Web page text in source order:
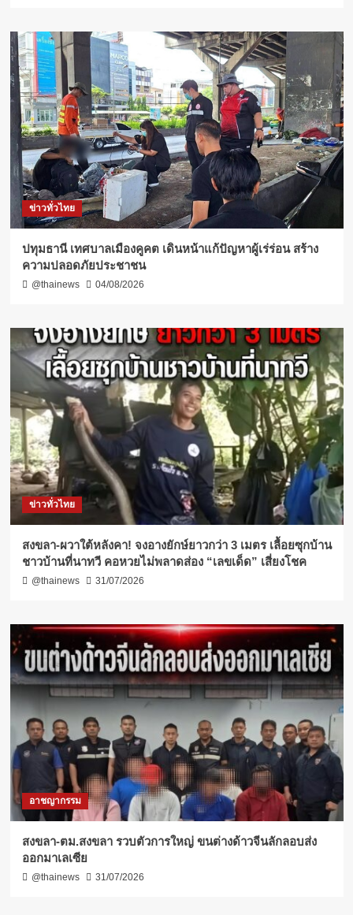
ข่าวทั่วไทย
ปทุมธานี เทศบาลเมืองคูคต เดินหน้าแก้ปัญหาผู้เร่ร่อน สร้าง
ความปลอดภัยประชาชน
@thainews 04/08/2026
ข่าวทั่วไทย
สงขลา-ผวาใต้หลังคา! จงอางยักษ์ยาวกว่า 3 เมตร เลื้อยซุกบ้าน
ชาวบ้านที่นาทวี คอหวยไม่พลาดส่อง “เลขเด็ด” เสี่ยงโชค
@thainews 31/07/2026
อาชญากรรม
สงขลา-ตม.สงขลา รวบตัวการใหญ่ ขนต่างด้าวจีนลักลอบส่ง
ออกมาเลเซีย
@thainews 31/07/2026